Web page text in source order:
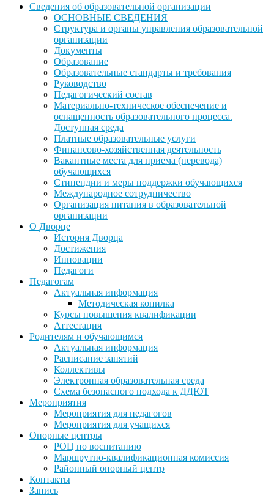
Сведения об образовательной организации
ОСНОВНЫЕ СВЕДЕНИЯ
Структура и органы управления образовательной
организации
Документы
Образование
Образовательные стандарты и требования
Руководство
Педагогический состав
Материально-техническое обеспечение и
оснащенность образовательного процесса.
Доступная среда
Платные образовательные услуги
Финансово-хозяйственная деятельность
Вакантные места для приема (перевода)
обучающихся
Стипендии и меры поддержки обучающихся
Международное сотрудничество
Организация питания в образовательной
организации
О Дворце
История Дворца
Достижения
Инновации
Педагоги
Педагогам
Актуальная информация
Методическая копилка
Курсы повышения квалификации
Аттестация
Родителям и обучающимся
Актуальная информация
Расписание занятий
Коллективы
Электронная образовательная среда
Схема безопасного подхода к ДДЮТ
Мероприятия
Мероприятия для педагогов
Мероприятия для учащихся
Опорные центры
РОЦ по воспитанию
Маршрутно-квалификационная комиссия
Районный опорный центр
Контакты
Запись